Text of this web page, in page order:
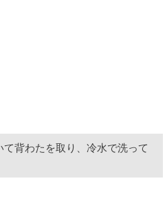
背わたを取り、冷水で洗って